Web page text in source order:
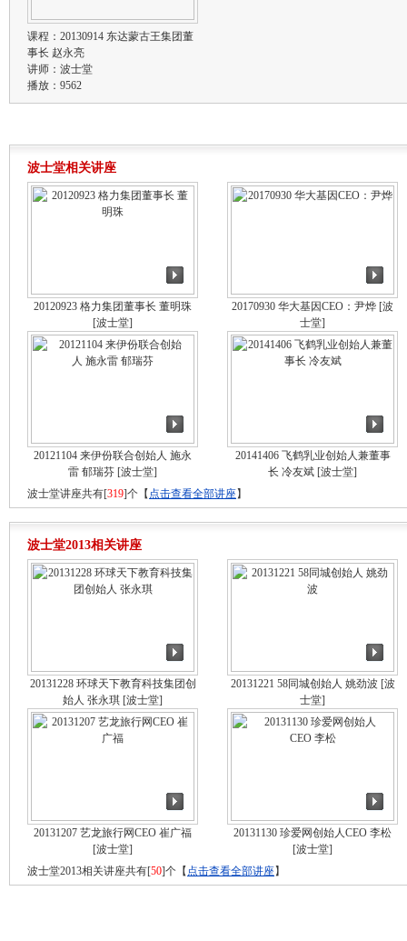
课程： 20130914 东达蒙古王集团董
事长 赵永亮
讲师： 波士堂
播放：9562
波士堂相关讲座
20120923 格力集团董事长 董明珠
[波士堂]
20170930 华大基因CEO：尹烨 [波
士堂]
20121104 来伊份联合创始人 施永
雷 郁瑞芬 [波士堂]
20141406 飞鹤乳业创始人兼董事
长 冷友斌 [波士堂]
波士堂讲座共有[319]个【 点击查看全部讲座】
波士堂2013相关讲座
20131228 环球天下教育科技集团创
始人 张永琪 [波士堂]
20131221 58同城创始人 姚劲波 [波
士堂]
20131207 艺龙旅行网CEO 崔广福
[波士堂]
20131130 珍爱网创始人CEO 李松
[波士堂]
波士堂2013相关讲座共有[50]个【 点击查看全部讲座】